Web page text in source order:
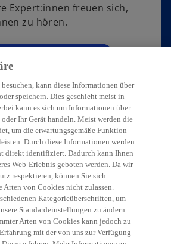
Expert:innen freuen sich,
Ihnen zu hören.
Sie uns
kann diese Informationen über
speichern. Dies geschieht meist in
kann es sich um Informationen über
Ihr Gerät handeln. Meist werden die
um die erwartungsgemäße Funktion
Durch diese Informationen werden
direkt identifiziert. Dadurch kann Ihnen
Web-Erlebnis geboten werden. Da wir
respektieren, können Sie sich
Arten von Cookies nicht zulassen.
Kategorieüberschriften, um
Standardeinstellungen zu ändern.
Arten von Cookies kann jedoch zu
mit der von uns zur Verfügung